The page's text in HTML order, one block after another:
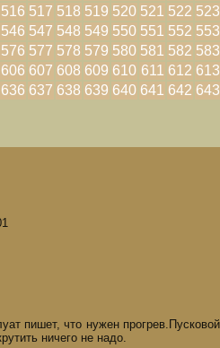
516 517 518 519 520 521 522 523
546 547 548 549 550 551 552 553
576 577 578 579 580 581 582 583
606 607 608 609 610 611 612 613
636 637 638 639 640 641 642 643
пишет, что нужен
ничего не надо.